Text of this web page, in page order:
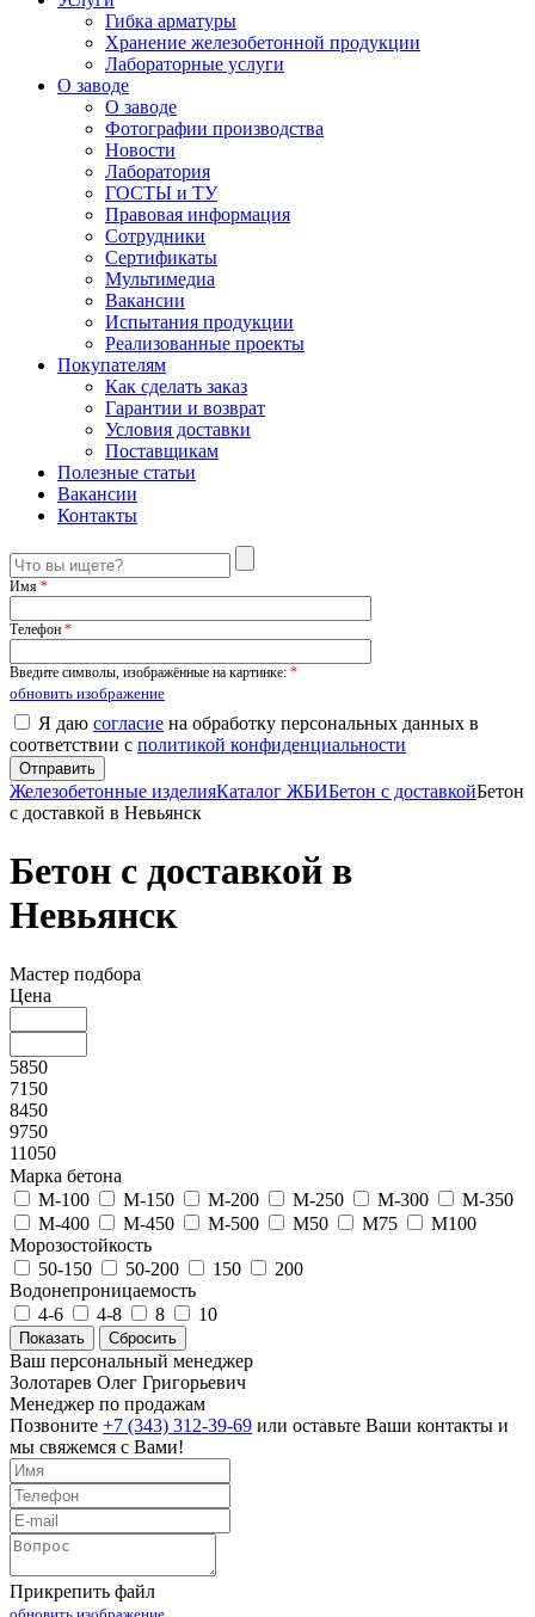
Гибка арматуры
Хранение железобетонной продукции
Лабораторные услуги
О заводе
О заводе
Фотографии производства
Новости
Лаборатория
ГОСТЫ и ТУ
Правовая информация
Сотрудники
Сертификаты
Мультимедиа
Вакансии
Испытания продукции
Реализованные проекты
Покупателям
Как сделать заказ
Гарантии и возврат
Условия доставки
Поставщикам
Полезные статьи
Вакансии
Контакты
Имя *
Телефон *
Введите символы, изображённые на картинке: *
обновить изображение
Я даю согласие на обработку персональных данных в
соответствии с политикой конфиденциальности
Железобетонные изделияКаталог ЖБИБетон с доставкойБетон
с доставкой в Невьянск
Бетон с доставкой в
Невьянск
Мастер подбора
Цена
5850
7150
8450
9750
11050
Марка бетона
М-100
М-150 М-200 М-250 М-300
М-350
М-400
М-450 М-500 М50 М75
М100
Морозостойкость
50-150
50-200 150
200
Водонепроницаемость
4-6
4-8 8 10
Ваш персональный менеджер
Золотарев Олег Григорьевич
Менеджер по продажам
Позвоните +7 (343) 312-39-69 или оставьте Ваши контакты и
мы свяжемся с Вами!
Прикрепить файл